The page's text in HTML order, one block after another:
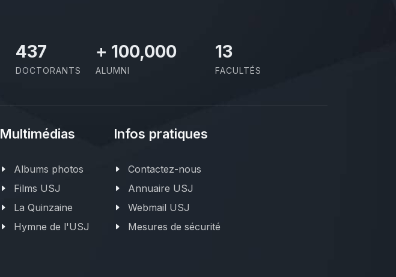
437
DOCTORANTS
+ 100,000
ALUMNI
13
FACULTÉS
Multimédias
Albums photos
Films USJ
La Quinzaine
Hymne de l'USJ
Infos pratiques
Contactez-nous
Annuaire USJ
Webmail USJ
Mesures de sécurité